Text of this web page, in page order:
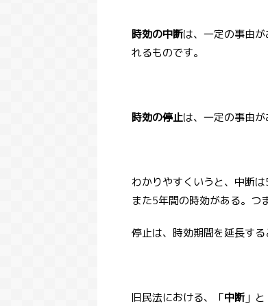
時効の中断は、一定の事由
れるものです。
時効の停止は、一定の事由
わかりやすくいうと、中断
また5年間の時効がある。つ
停止は、時効期間を延長する
旧民法における、「中断 」